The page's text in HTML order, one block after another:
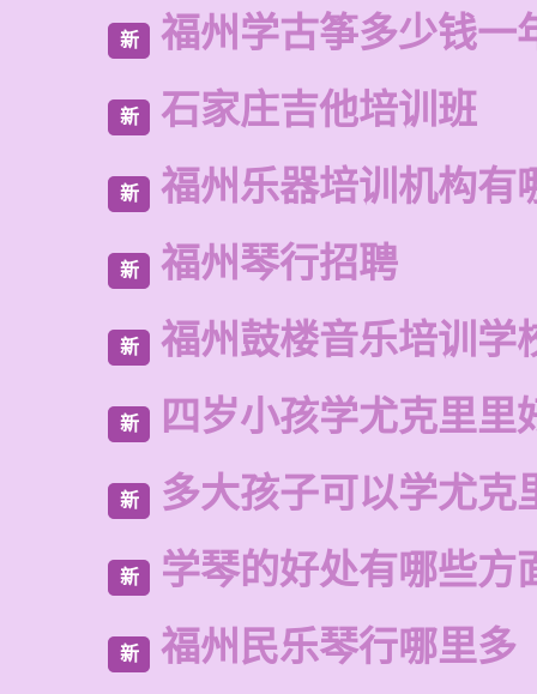
新 福州学古筝多少钱一
新 石家庄吉他培训班
新 福州乐器培训机构有
新 福州琴行招聘
新 福州鼓楼音乐培训学
新 四岁小孩学尤克里里
新 多大孩子可以学尤克
新 学琴的好处有哪些方
新 福州民乐琴行哪里多